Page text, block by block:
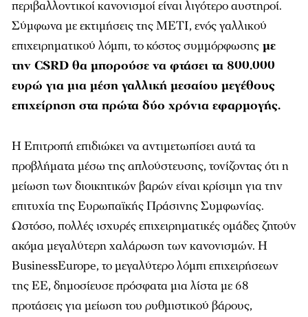
περιβαλλοντικοί κανονισμοί είναι λιγότερο αυστηροί.
Σύμφωνα με εκτιμήσεις της METI, ενός γαλλικού
επιχειρηματικού λόμπι, το κόστος συμμόρφωσης με
την CSRD θα μπορούσε να φτάσει τα 800.000
ευρώ για μια μέση γαλλική μεσαίου μεγέθους
επιχείρηση στα πρώτα δύο χρόνια εφαρμογής.
Η Επιτροπή επιδιώκει να αντιμετωπίσει αυτά τα
προβλήματα μέσω της απλούστευσης, τονίζοντας ότι η
μείωση των διοικητικών βαρών είναι κρίσιμη για την
επιτυχία της Ευρωπαϊκής Πράσινης Συμφωνίας.
Ωστόσο, πολλές ισχυρές επιχειρηματικές ομάδες ζητούν
ακόμα μεγαλύτερη χαλάρωση των κανονισμών. Η
BusinessEurope, το μεγαλύτερο λόμπι επιχειρήσεων
της ΕΕ, δημοσίευσε πρόσφατα μια λίστα με 68
προτάσεις για μείωση του ρυθμιστικού βάρους,